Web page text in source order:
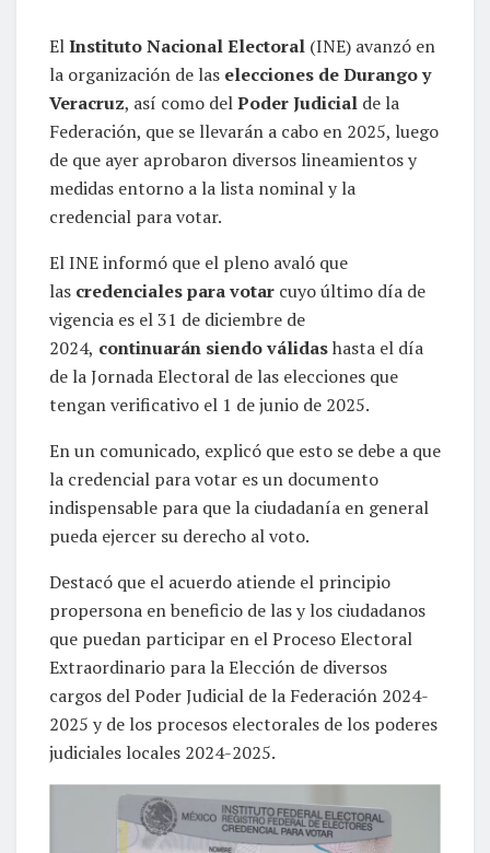
ElInstituto Nacional Electoral (INE) avanzó en
la organización de las elecciones de Durango y
Veracruz, así como delPoder Judicial de la
Federación, que se llevarán a cabo en 2025, luego
de que ayer aprobaron diversos lineamientos y
medidas entorno a la lista nominal y la
credencial para votar.
El INE informó que el pleno avaló que
las credenciales para votar cuyo último día de
vigencia es el 31 de diciembre de
2024, continuarán siendo válidashasta el día
de la Jornada Electoral de las elecciones que
tengan verificativo el 1 de junio de 2025.
En un comunicado, explicó que esto se debe a que
la credencial para votar es un documento
indispensable para que la ciudadanía en general
pueda ejercer su derecho al voto.
Destacó que el acuerdo atiende el principio
propersona en beneficio de las y los ciudadanos
que puedan participar en el Proceso Electoral
Extraordinario para la Elección de diversos
cargos del Poder Judicial de la Federación 2024-
2025 y de los procesos electorales de los poderes
judiciales locales 2024-2025.